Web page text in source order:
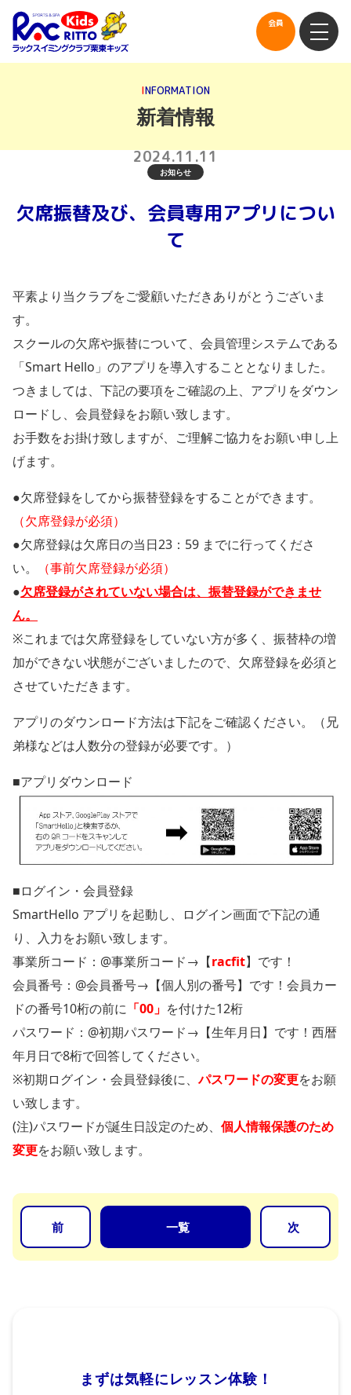
会員
INFORMATION
新着情報
2024.11.11
お知らせ
欠席振替及び、会員専用アプリについ
て
平素より当クラブをご愛顧いただきありがとうございま
す。
スクールの欠席や振替について、会員管理システムである
「Smart Hello」のアプリを導入することとなりました。
つきましては、下記の要項をご確認の上、アプリをダウン
ロードし、会員登録をお願い致します。
お手数をお掛け致しますが、ご理解ご協力をお願い申し上
げます。
●欠席登録をしてから振替登録をすることができます。
（欠席登録が必須）
●欠席登録は欠席日の当日23：59 までに行ってくださ
い。
（事前欠席登録が必須）
●欠席登録がされていない場合は、振替登録ができませ
ん。
※これまでは欠席登録をしていない方が多く、振替枠の増
加ができない状態がございましたので、欠席登録を必須と
させていただきます。
アプリのダウンロード方法は下記をご確認ください。（兄
弟様などは人数分の登録が必要です。）
■アプリダウンロード
■ログイン・会員登録
SmartHello アプリを起動し、ログイン画面で下記の通
り、入力をお願い致します。
事業所コード：@事業所コード→【racfit】です！
会員番号：@会員番号→【個人別の番号】です！会員カー
ドの番号10桁の前に 「00」 を付けた12桁
パスワード：@初期パスワード→【生年月日】です！西暦
年月日で8桁で回答してください。
※初期ログイン・会員登録後に、パスワードの変更をお願
い致します。
(注)パスワードが誕生日設定のため、 個人情報保護のため
変更をお願い致します。
前 一覧 次
まずは気軽にレッスン体験！
会員
コンセプト
施設のご案内
よくある質問
交通アクセス・スクールバス
お問合わせ
体験予約・お申込み・お問い合わせ
077-554-3380
会社概要
施設ルール・マナー
（PDF）
会員規約・利用規約（PDF）
採用情報
保育園・幼稚園の運営
者様へ
プライバシーポリシー
スクールバス 新着情報